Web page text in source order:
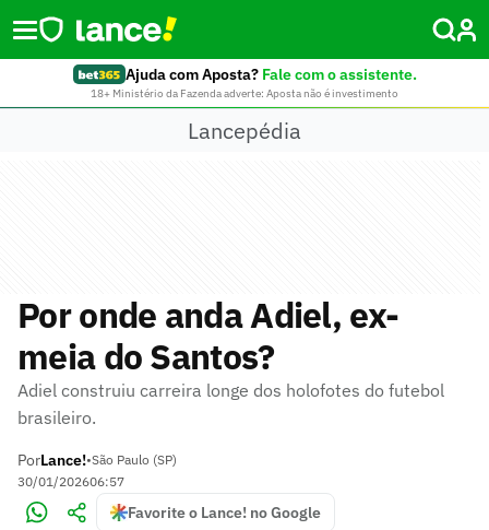
Ajuda com Aposta? Fale com o assistente.
18+ Ministério da Fazenda adverte: Aposta não é investimento
Lancepédia
Por onde anda Adiel, ex-
meia do Santos?
Adiel construiu carreira longe dos holofotes do futebol
brasileiro.
PorLance!•São Paulo (SP)
30/01/202606:57
Favorite o Lance! no Google